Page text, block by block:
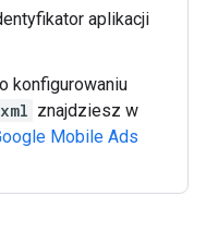
aplikacji
konfigurowaniu
znajdziesz w
Mobile Ads